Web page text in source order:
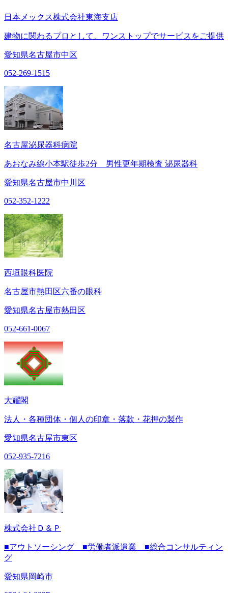
日本メックス株式会社東海支店
建物に関わるプロとして、ワンストップでサービスをご提供
愛知県名古屋市中区
052-269-1515
名古屋泌尿器科病院
あおなみ線小本駅徒歩2分 男性更年期検査 泌尿器科
愛知県名古屋市中川区
052-352-1222
西垣眼科医院
名古屋市熱田区六番の眼科
愛知県名古屋市熱田区
052-661-0067
大耀閣
法人・各種団体・個人の印章・落款・花押の製作
愛知県名古屋市東区
052-935-7216
株式会社Ｄ＆Ｐ
■アウトソーシング ■労働者派遣業 ■総合コンサルティン
グ
愛知県岡崎市